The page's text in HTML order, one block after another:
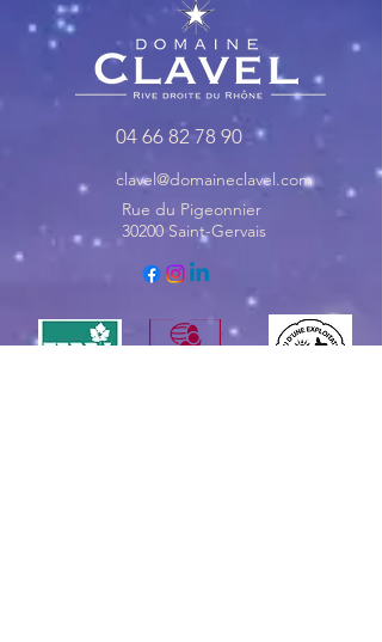
04 66 82 78 90
clavel@domaineclavel.com
Rue du Pigeonnier
30200 Saint-Gervais